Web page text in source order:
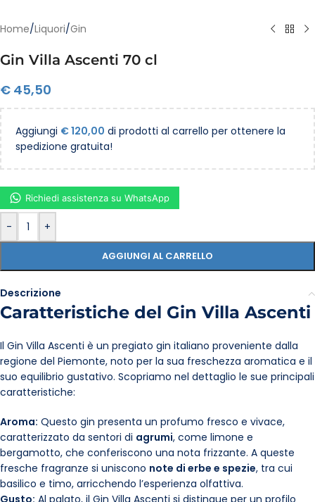
Home/Liquori/Gin
Gin Villa Ascenti 70 cl
€ 45,50
Aggiungi €120,00 di prodotti al carrello per ottenere la
spedizione gratuita!
- +
AGGIUNGI AL CARRELLO
Richiedi assistenza su WhatsApp
Descrizione
Caratteristiche del Gin Villa Ascenti
Il Gin Villa Ascenti è un pregiato gin italiano proveniente dalla
regione del Piemonte, noto per la sua freschezza aromatica e il
suo equilibrio gustativo. Scopriamo nel dettaglio le sue principali
caratteristiche:
Aroma: Questo gin presenta un profumo fresco e vivace,
caratterizzato da sentori di agrumi, come limone e
bergamotto, che conferiscono una nota frizzante. A queste
fresche fragranze si uniscono note di erbe e spezie, tra cui
basilico e timo, arricchendo l’esperienza olfattiva.
Gusto: Al palato, il Gin Villa Ascenti si distingue per un profilo